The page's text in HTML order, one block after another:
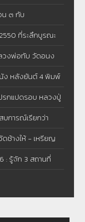
น ๓ กับ
วก ๑,๒๕๐รูป มา
ที่ระลึกบูรณะ
นโอกาสมหามงคล
วงพ่อทับ วัดอนง
ดวงชะตา ใครที่มี
ป็นดี
ง หลังยันต์ 4 พิมพ์
รกแปดรอบ หลวงปู่
ผิวไฟ
บการณ์เรียกว่า
ะปิดตาหลวงปู่โต๊ะ
ช้างให้ - เหรียญ
งปล้อง
: รู้จัก 3 สถานที่